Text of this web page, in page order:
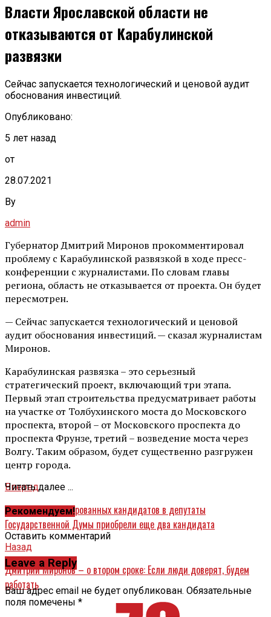
Власти Ярославской области не
отказываются от Карабулинской
развязки
Сейчас запускается технологический и ценовой аудит
обоснования инвестиций.
Опубликовано:
5 лет назад
от
28.07.2021
By
admin
Губернатор Дмитрий Миронов прокомментировал
проблему с Карабулинской развязкой в ходе пресс-
конференции с журналистами. По словам главы
региона, область не отказывается от проекта. Он будет
пересмотрен.
— Сейчас запускается технологический и ценовой
аудит обоснования инвестиций. — сказал журналистам
Миронов.
Карабулинская развязка – это серьезный
стратегический проект, включающий три этапа.
Первый этап строительства предусматривает работы
на участке от Толбухинского моста до Московского
проспекта, второй – от Московского проспекта до
проспекта Фрунзе, третий – возведение моста через
Волгу. Таким образом, будет существенно разгружен
центр города.
Вперед
Статус зарегистрированных кандидатов в депутаты
Государственной Думы приобрели еще два кандидата
Назад
Дмитрий Миронов – о втором сроке: Если люди доверят, будем
работать
Читать далее ...
Рекомендуем!
Оставить комментарий
Leave a Reply
Ваш адрес email не будет опубликован. Обязательные
поля помечены *